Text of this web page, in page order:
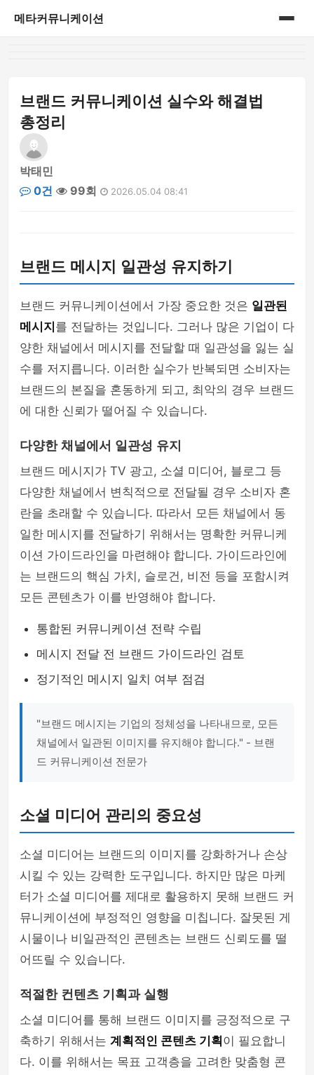
메타커뮤니케이션
브랜드 커뮤니케이션 실수와 해결법
총정리
박태민
0건
99회 2026.05.04 08:41
브랜드 메시지 일관성 유지하기
브랜드 커뮤니케이션에서 가장 중요한 것은 일관된
메시지 를 전달하는 것입니다. 그러나 많은 기업이 다
양한 채널에서 메시지를 전달할 때 일관성을 잃는 실
수를 저지릅니다. 이러한 실수가 반복되면 소비자는
브랜드의 본질을 혼동하게 되고, 최악의 경우 브랜드
에 대한 신뢰가 떨어질 수 있습니다.
다양한 채널에서 일관성 유지
브랜드 메시지가 TV 광고, 소셜 미디어, 블로그 등
다양한 채널에서 변칙적으로 전달될 경우 소비자 혼
란을 초래할 수 있습니다. 따라서 모든 채널에서 동
일한 메시지를 전달하기 위해서는 명확한 커뮤니케
이션 가이드라인을 마련해야 합니다. 가이드라인에
는 브랜드의 핵심 가치, 슬로건, 비전 등을 포함시켜
모든 콘텐츠가 이를 반영해야 합니다.
통합된 커뮤니케이션 전략 수립
메시지 전달 전 브랜드 가이드라인 검토
정기적인 메시지 일치 여부 점검
"브랜드 메시지는 기업의 정체성을 나타내므로, 모든
채널에서 일관된 이미지를 유지해야 합니다." - 브랜
드 커뮤니케이션 전문가
소셜 미디어 관리의 중요성
소셜 미디어는 브랜드의 이미지를 강화하거나 손상
시킬 수 있는 강력한 도구입니다. 하지만 많은 마케
터가 소셜 미디어를 제대로 활용하지 못해 브랜드 커
뮤니케이션에 부정적인 영향을 미칩니다. 잘못된 게
시물이나 비일관적인 콘텐츠는 브랜드 신뢰도를 떨
어뜨릴 수 있습니다.
적절한 컨텐츠 기획과 실행
소셜 미디어를 통해 브랜드 이미지를 긍정적으로 구
축하기 위해서는 계획적인 콘텐츠 기획 이 필요합니
다. 이를 위해서는 목표 고객층을 고려한 맞춤형 콘